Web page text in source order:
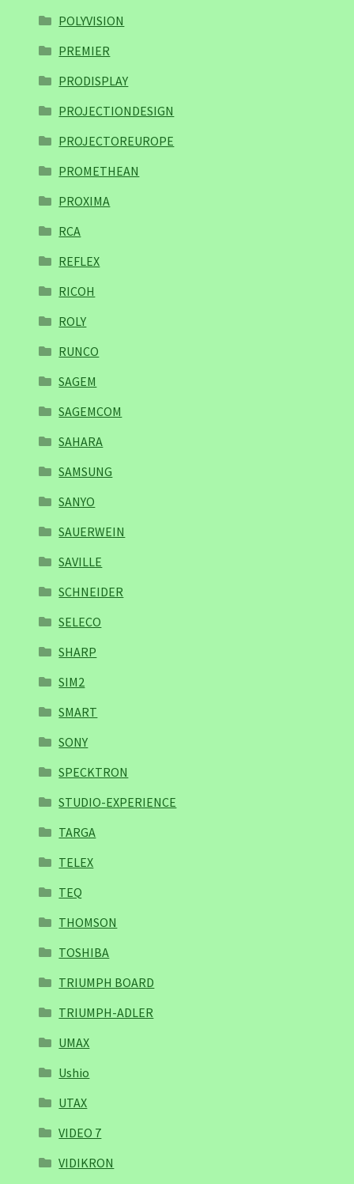
POLYVISION
PREMIER
PRODISPLAY
PROJECTIONDESIGN
PROJECTOREUROPE
PROMETHEAN
PROXIMA
RCA
REFLEX
RICOH
ROLY
RUNCO
SAGEM
SAGEMCOM
SAHARA
SAMSUNG
SANYO
SAUERWEIN
SAVILLE
SCHNEIDER
SELECO
SHARP
SIM2
SMART
SONY
SPECKTRON
STUDIO-EXPERIENCE
TARGA
TELEX
TEQ
THOMSON
TOSHIBA
TRIUMPH BOARD
TRIUMPH-ADLER
UMAX
Ushio
UTAX
VIDEO 7
VIDIKRON